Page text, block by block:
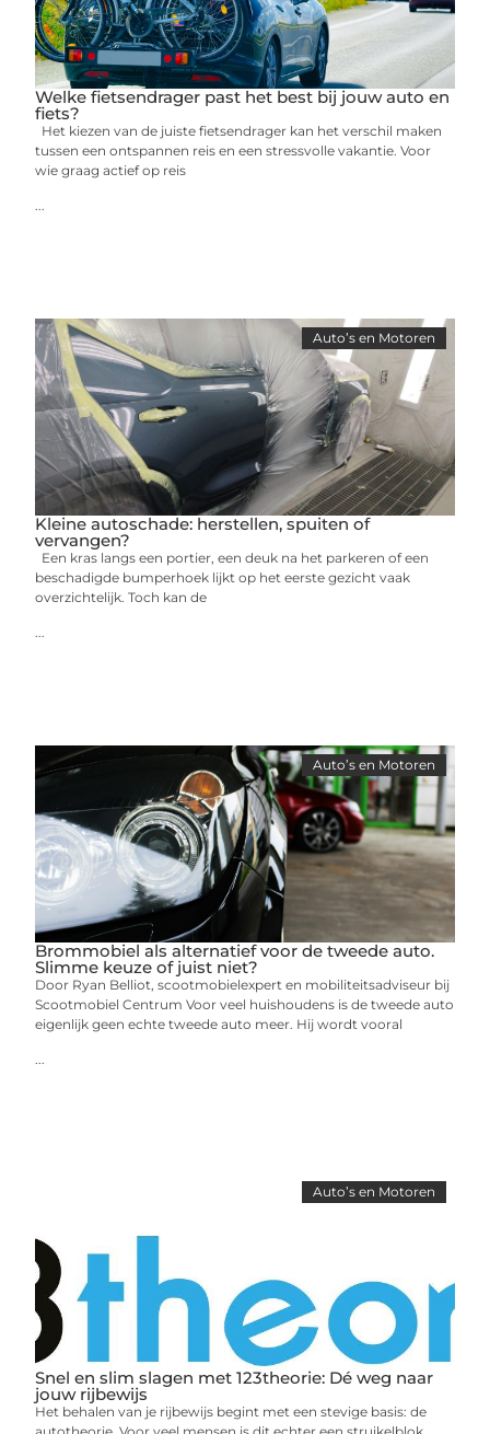
Welke fietsendrager past het best bij jouw auto en
fiets?
Het kiezen van de juiste fietsendrager kan het verschil maken
tussen een ontspannen reis en een stressvolle vakantie. Voor
wie graag actief op reis
Auto’s en Motoren
Kleine autoschade: herstellen, spuiten of
vervangen?
Een kras langs een portier, een deuk na het parkeren of een
beschadigde bumperhoek lijkt op het eerste gezicht vaak
overzichtelijk. Toch kan de
Auto’s en Motoren
Brommobiel als alternatief voor de tweede auto.
Slimme keuze of juist niet?
Door Ryan Belliot, scootmobielexpert en mobiliteitsadviseur bij
Scootmobiel Centrum Voor veel huishoudens is de tweede auto
eigenlijk geen echte tweede auto meer. Hij wordt vooral
Auto’s en Motoren
Snel en slim slagen met 123theorie: Dé weg naar
jouw rijbewijs
Het behalen van je rijbewijs begint met een stevige basis: de
autotheorie. Voor veel mensen is dit echter een struikelblok.